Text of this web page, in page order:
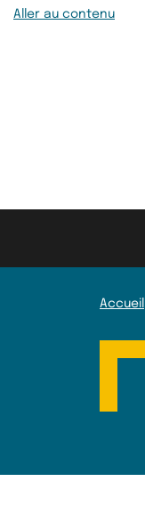
Aller au contenu
Accueil